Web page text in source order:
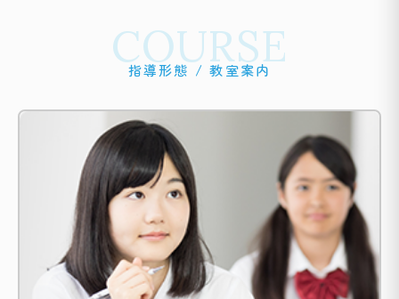
COURSE
指導形態 / 教室案内